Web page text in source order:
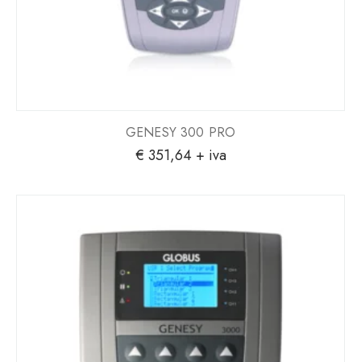
GENESY 300 PRO
€ 351,64+ iva